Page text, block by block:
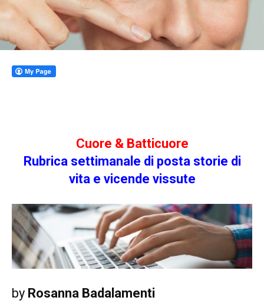
Cuore & Batticuore
Rubrica settimanale di posta storie di
vita e vicende vissute
by Rosanna Badalamenti